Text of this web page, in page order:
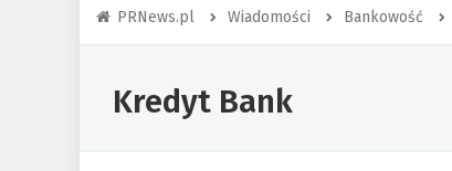
PRNews.pl Wiadomości Bankowość
Kredyt Bank